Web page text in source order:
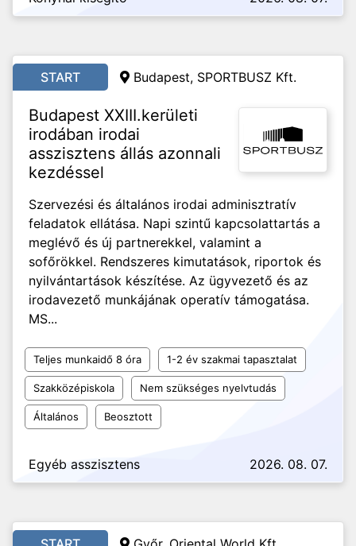
START Budapest, SPORTBUSZ Kft.
Budapest XXIII.kerületi
irodában irodai
asszisztens állás azonnali
kezdéssel
Szervezési és általános irodai adminisztratív
feladatok ellátása. Napi szintű kapcsolattartás a
meglévő és új partnerekkel, valamint a
sofőrökkel. Rendszeres kimutatások, riportok és
nyilvántartások készítése. Az ügyvezető és az
irodavezető munkájának operatív támogatása.
MS...
Teljes munkaidő 8 óra 1-2 év szakmai tapasztalat
Szakközépiskola Nem szükséges nyelvtudás
Általános Beosztott
Egyéb asszisztens 2026. 08. 07.